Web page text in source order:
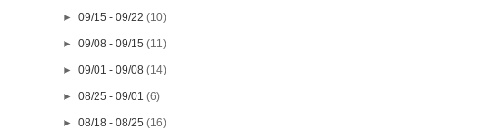
►09/15 - 09/22(10)
►09/08 - 09/15(11)
►09/01 - 09/08(14)
►08/25 - 09/01(6)
►08/18 - 08/25(16)